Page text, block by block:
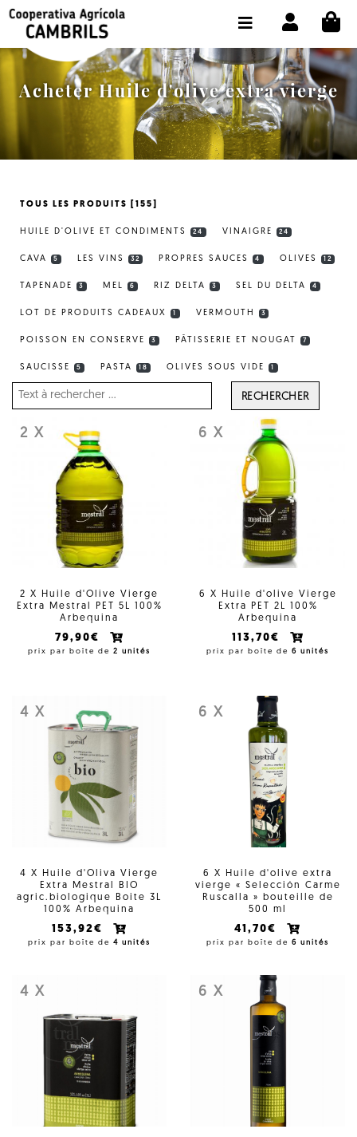
Acheter Huile d'olive extra vierge
TOUS LES PRODUITS [155]
HUILE D'OLIVE ET CONDIMENTS 24 VINAIGRE 24
CAVA 5 LES VINS 32 PROPRES SAUCES 4 OLIVES 12
TAPENADE 3 MEL 6 RIZ DELTA 3 SEL DU DELTA 4
LOT DE PRODUITS CADEAUX VERMOUTH 3
POISSON EN CONSERVE 3 PÂTISSERIE ET NOUGAT 7
SAUCISSE 5 PASTA 18 OLIVES SOUS VIDE
RECHERCHER
2 X
2 X Huile d'Olive Vierge
Extra Mestral PET 5L 100%
Arbequina
79,90€
prix par boîte de 2 unités
6 X
6 X Huile d'olive Vierge
Extra PET 2L 100%
Arbequina
113,70€
prix par boîte de 6 unités
4 X
4 X Huile d'Oliva Vierge
Extra Mestral BIO
agric.biologique Boite 3L
100% Arbequina
153,92€
prix par boîte de 4 unités
6 X
6 X Huile d'olive extra
vierge « Selección Carme
Ruscalla » bouteille de
500 ml
41,70€
prix par boîte de 6 unités
4 X 6 X
BOUTIQUE ACHETER EN LIGNE
LA COOPÉRATIVE
OLEOTOUR
PRODUITS
NOTRE HUILE
CHOISIR LA LANGUE: FR